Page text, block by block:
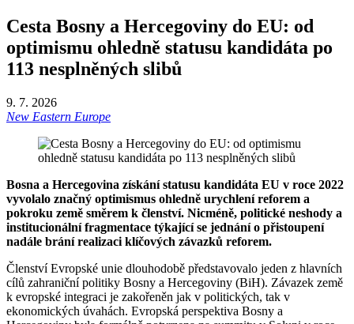
Cesta Bosny a Hercegoviny do EU: od
optimismu ohledně statusu kandidáta po
113 nesplněných slibů
9. 7. 2026
New Eastern Europe
Bosna a Hercegovina získání statusu kandidáta EU v roce 2022
vyvolalo značný optimismus ohledně urychlení reforem a
pokroku země směrem k členství. Nicméně, politické neshody a
institucionální fragmentace týkající se jednání o přistoupení
nadále brání realizaci klíčových závazků reforem.
Členství Evropské unie dlouhodobě představovalo jeden z hlavních
cílů zahraniční politiky Bosny a Hercegoviny (BiH). Závazek země
k evropské integraci je zakořeněn jak v politických, tak v
ekonomických úvahách. Evropská perspektiva Bosny a